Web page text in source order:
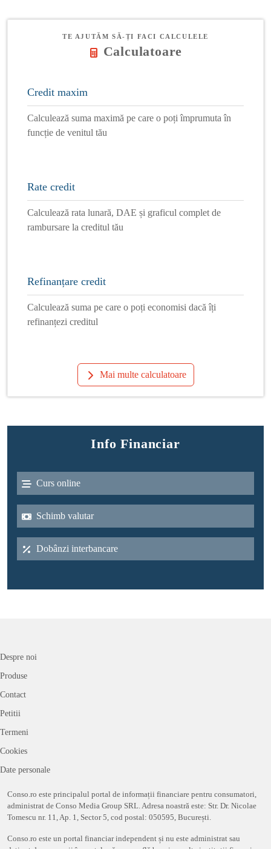
TE AJUTĂM SĂ-ȚI FACI CALCULELE
Calculatoare
Credit maxim
Calculează suma maximă pe care o poți împrumuta în
funcție de venitul tău
Rate credit
Calculează rata lunară, DAE și graficul complet de
rambursare la creditul tău
Refinanțare credit
Calculează suma pe care o poți economisi dacă îți
refinanțezi creditul
Mai multe calculatoare
Info Financiar
Curs online
Schimb valutar
Dobânzi interbancare
Despre noi
Produse
Contact
Petitii
Termeni
Cookies
Date personale
Conso.ro este principalul portal de informații financiare pentru consumatori,
administrat de Conso Media Group SRL. Adresa noastră este: Str. Dr. Nicolae
Tomescu nr. 11, Ap. 1, Sector 5, cod postal: 050595, București.
Conso.ro este un portal financiar independent și nu este administrat sau